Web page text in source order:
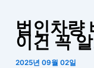
법인차량
이건 꼭
2025년 09월 02일